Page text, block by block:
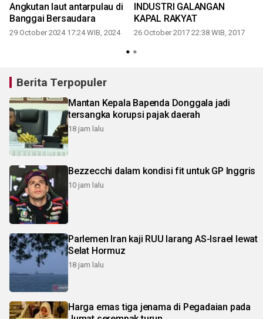
Angkutan laut antarpulau di
Banggai Bersaudara
29 October 2024 17:24 WIB, 2024
INDUSTRI GALANGAN
KAPAL RAKYAT
26 October 2017 22:38 WIB, 2017
Berita Terpopuler
Mantan Kepala Bapenda Donggala jadi
tersangka korupsi pajak daerah
18 jam lalu
Bezzecchi dalam kondisi fit untuk GP Inggris
10 jam lalu
Parlemen Iran kaji RUU larang AS-Israel lewat
Selat Hormuz
18 jam lalu
Harga emas tiga jenama di Pegadaian pada